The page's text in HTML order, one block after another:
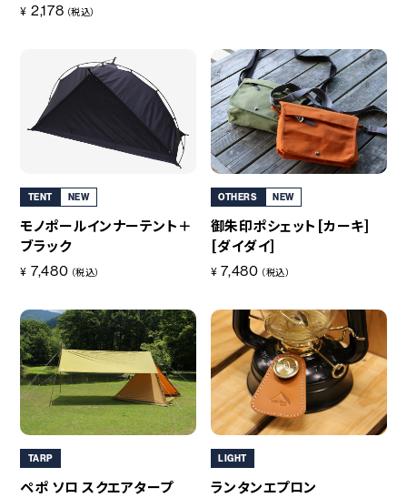
¥ 2,178 （税込）
TENT NEW
モノポールインナーテント＋
ブラック
¥ 7,480 （税込）
OTHERS NEW
御朱印ポシェット[カーキ]
[ダイダイ]
¥ 7,480 （税込）
TARP
ペポ ソロ スクエアタープ
LIGHT
ランタンエプロン